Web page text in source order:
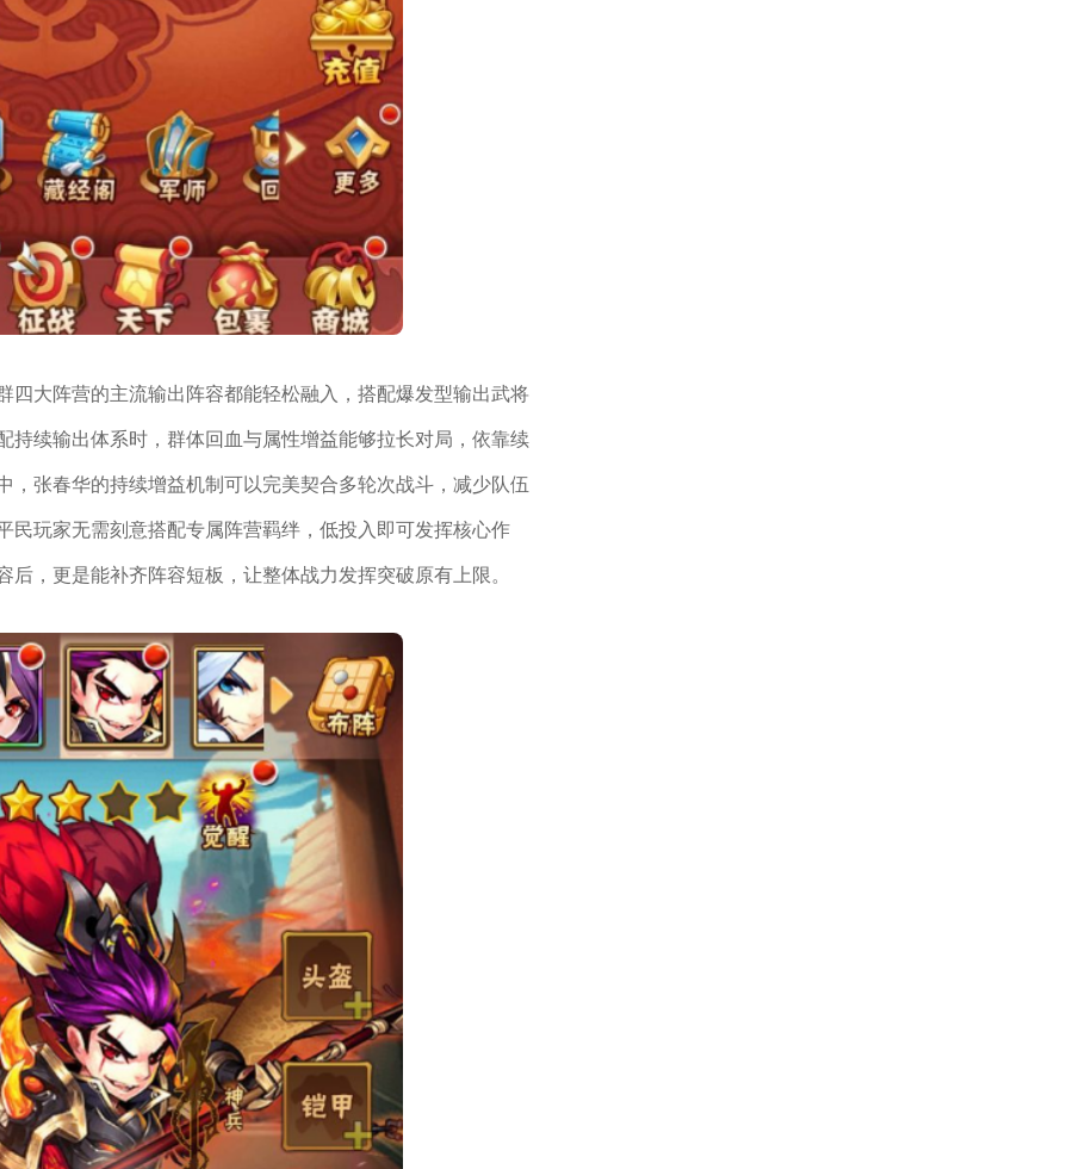
四大阵营的主流输出阵容都能轻松融入，搭配爆发型输出武将
续输出体系时，群体回血与属性增益能够拉长对局，依靠续
张春华的持续增益机制可以完美契合多轮次战斗，减少队伍
玩家无需刻意搭配专属阵营羁绊，低投入即可发挥核心作
，更是能补齐阵容短板，让整体战力发挥突破原有上限。